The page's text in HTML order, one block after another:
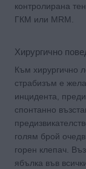
контролирана
ГКМ или MRM.
Хирургично
Към хирургично
страбизъм е
инцидента,
спонтанно
голям брой
горен клепач.
ябълка във